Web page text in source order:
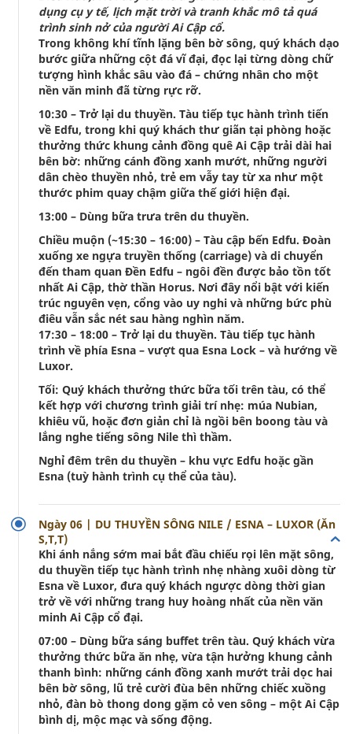
dụng cụ y tế, lịch mặt trời và tranh khắc mô tả quá
trình sinh nở của người Ai Cập cổ.
Trong không khí tĩnh lặng bên bờ sông, quý khách dạo
bước giữa những cột đá vĩ đại, đọc lại từng dòng chữ
tượng hình khắc sâu vào đá – chứng nhân cho một
nền văn minh đã từng rực rỡ.
10:30 – Trở lại du thuyền. Tàu tiếp tục hành trình tiến
về Edfu, trong khi quý khách thư giãn tại phòng hoặc
thưởng thức khung cảnh đồng quê Ai Cập trải dài hai
bên bờ: những cánh đồng xanh mướt, những người
dân chèo thuyền nhỏ, trẻ em vẫy tay từ xa như một
thước phim quay chậm giữa thế giới hiện đại.
13:00 – Dùng bữa trưa trên du thuyền.
Chiều muộn (~15:30 – 16:00) – Tàu cập bến Edfu. Đoàn
xuống xe ngựa truyền thống (carriage) và di chuyển
đến tham quan Đền Edfu – ngôi đền được bảo tồn tốt
nhất Ai Cập, thờ thần Horus. Nơi đây nổi bật với kiến
trúc nguyên vẹn, cổng vào uy nghi và những bức phù
điêu vẫn sắc nét sau hàng nghìn năm.
17:30 – 18:00 – Trở lại du thuyền. Tàu tiếp tục hành
trình về phía Esna – vượt qua Esna Lock – và hướng về
Luxor.
Tối: Quý khách thưởng thức bữa tối trên tàu, có thể
kết hợp với chương trình giải trí nhẹ: múa Nubian,
khiêu vũ, hoặc đơn giản chỉ là ngồi bên boong tàu và
lắng nghe tiếng sông Nile thì thầm.
Nghỉ đêm trên du thuyền – khu vực Edfu hoặc gần
Esna (tuỳ hành trình cụ thể của tàu).
Ngày 06 | DU THUYỀN SÔNG NILE / ESNA – LUXOR (Ăn
S,T,T)
Khi ánh nắng sớm mai bắt đầu chiếu rọi lên mặt sông,
du thuyền tiếp tục hành trình nhẹ nhàng xuôi dòng từ
Esna về Luxor, đưa quý khách ngược dòng thời gian
trở về với những trang huy hoàng nhất của nền văn
minh Ai Cập cổ đại.
07:00 – Dùng bữa sáng buffet trên tàu. Quý khách vừa
thưởng thức bữa ăn nhẹ, vừa tận hưởng khung cảnh
thanh bình: những cánh đồng xanh mướt trải dọc hai
bên bờ sông, lũ trẻ cười đùa bên những chiếc xuồng
nhỏ, đàn bò thong dong gặm cỏ ven sông – một Ai Cập
bình dị, mộc mạc và sống động.